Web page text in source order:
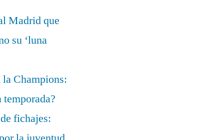
Madrid que
su ‘luna
Champions:
temporada?
fichajes: